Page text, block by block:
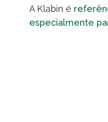
A Klabin é
especialmente